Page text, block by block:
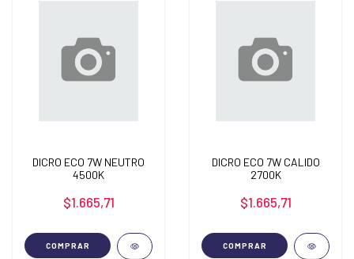
DICRO ECO 7W NEUTRO
4500K
$1.665,71
COMPRAR
DICRO ECO 7W CALIDO
2700K
$1.665,71
COMPRAR